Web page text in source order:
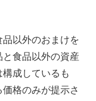
以外のおまけを
食品以外の資産
成しているも
格のみが提示さ